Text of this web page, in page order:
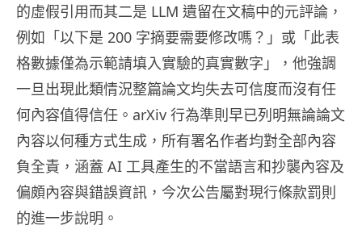
的虛假引用而其二是 LLM 遺留在文稿中的元評論，
例如「以下是 200 字摘要需要修改嗎？」或「此表
格數據僅為示範請填入實驗的真實數字」，他強調
一旦出現此類情況整篇論文均失去可信度而沒有任
何內容值得信任。arXiv 行為準則早已列明無論論文
內容以何種方式生成，所有署名作者均對全部內容
負全責，涵蓋 AI 工具產生的不當語言和抄襲內容及
偏頗內容與錯誤資訊，今次公告屬對現行條款罰則
的進一步說明。